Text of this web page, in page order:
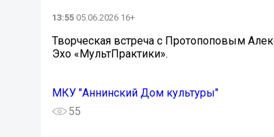
13:55 05.06.2026 16+
Творческая встреча с Протопоповым
Эхо «МультПрактики».
МКУ "Аннинский Дом культуры"
55